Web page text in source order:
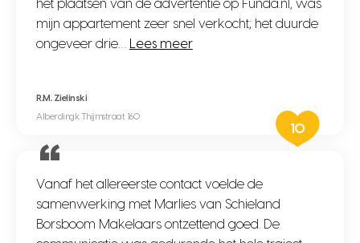
het plaatsen van de advertentie op Funda.nl, was
mijn appartement zeer snel verkocht; het duurde
ongeveer drie…
Lees meer
R.M. Zielinski
Alberdingk Thijmstraat 160
10
Vanaf het allereerste contact voelde de
samenwerking met Marlies van Schieland
Borsboom Makelaars ontzettend goed. De